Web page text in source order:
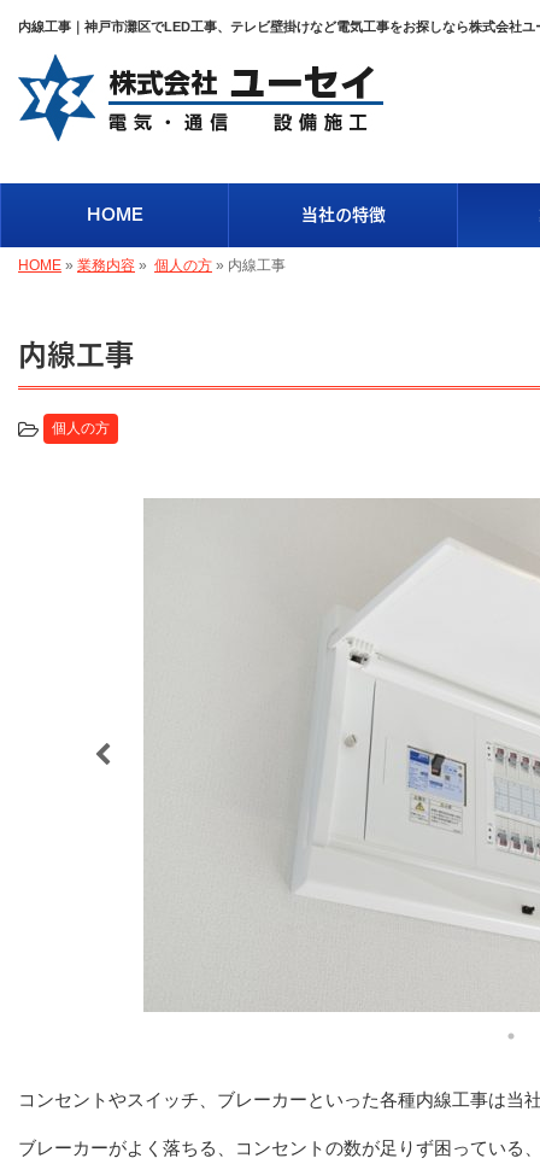
内線工事｜神戸市灘区でLED工事、テレビ壁掛けなど電気工事をお探しなら株式会社ユ
HOME 当社の特徴
HOME » 業務内容 » 個人の方 » 内線工事
内線工事
個人の方
コンセントやスイッチ、ブレーカーといった各種内線工事は当
ブレーカーがよく落ちる、コンセントの数が足りず困ってい